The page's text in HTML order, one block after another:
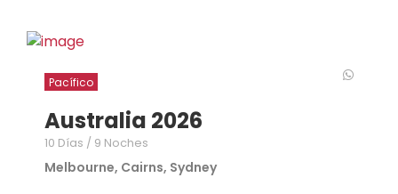
Pacífico
Australia 2026
10 Días / 9 Noches
Melbourne, Cairns, Sydney